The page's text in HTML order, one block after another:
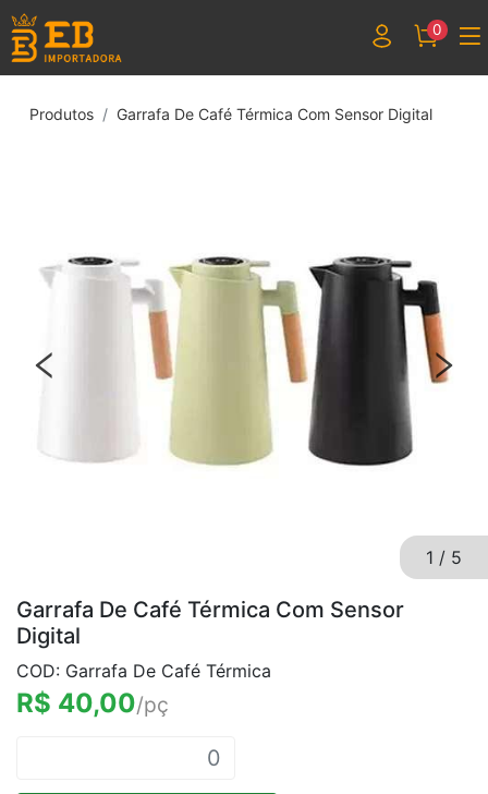
0
Produtos Garrafa De Café Térmica Com Sensor Digital
1 / 5
Garrafa De Café Térmica Com Sensor
Digital
COD: Garrafa De Café Térmica
R$ 40,00/pç